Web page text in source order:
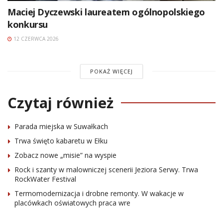
Maciej Dyczewski laureatem ogólnopolskiego
konkursu
12 CZERWCA 2026
POKAŻ WIĘCEJ
Czytaj również
Parada miejska w Suwałkach
Trwa święto kabaretu w Ełku
Zobacz nowe „misie” na wyspie
Rock i szanty w malowniczej scenerii Jeziora Serwy. Trwa
RockWater Festival
Termomodernizacja i drobne remonty. W wakacje w
placówkach oświatowych praca wre